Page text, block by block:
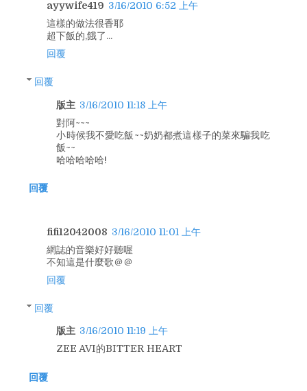
ayywife419 3/16/2010 6:52 上午
這樣的做法很香耶
超下飯的,餓了...
回覆
回覆
版主 3/16/2010 11:18 上午
對阿~~~
小時候我不愛吃飯~~奶奶都煮這樣子的菜來騙我吃
飯~~
哈哈哈哈哈!
回覆
fifi12042008 3/16/2010 11:01 上午
網誌的音樂好好聽喔
不知這是什麼歌＠＠
回覆
回覆
版主 3/16/2010 11:19 上午
ZEE AVI的BITTER HEART
回覆